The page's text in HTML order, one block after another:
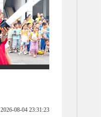
2026-08-04 23:31:23